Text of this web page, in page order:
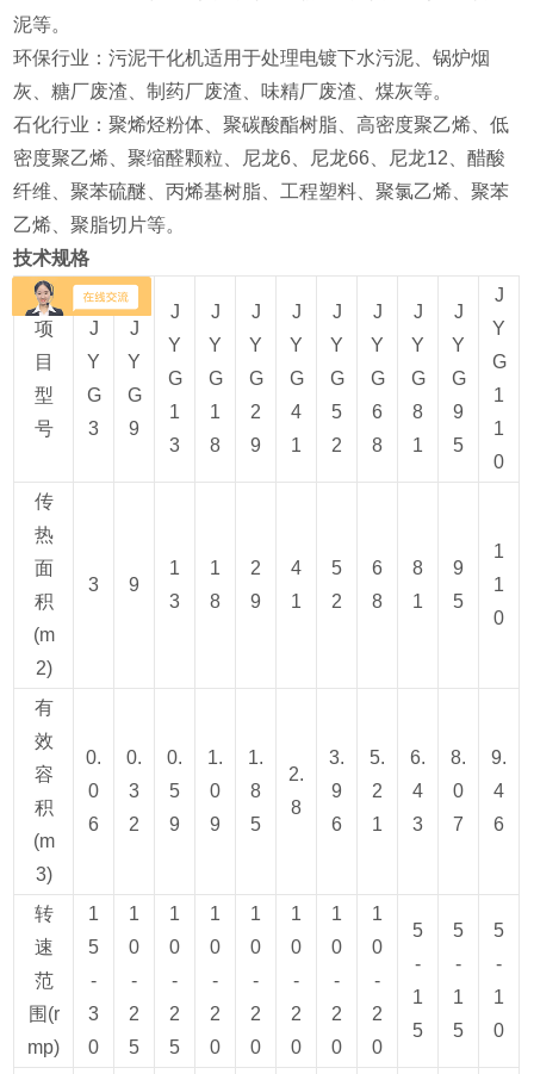
泥等‌。
‌环保行业‌：污泥干化机适用于处理电镀下水污泥、锅炉烟
灰、糖厂废渣、制药厂废渣、味精厂废渣、煤灰等‌。
‌石化行业‌：聚烯烃粉体、聚碳酸酯树脂、高密度聚乙烯、低
密度聚乙烯、聚缩醛颗粒、尼龙6、尼龙66、尼龙12、醋酸
纤维、聚苯硫醚、丙烯基树脂、工程塑料、聚氯乙烯、聚苯
乙烯、聚脂切片等‌。
技术规格
项
目
型
号
J
Y
G
3
J
Y
G
9
J
Y
G
1
3
J
Y
G
1
8
J
Y
G
2
9
J
Y
G
4
1
J
Y
G
5
2
J
Y
G
6
8
J
Y
G
8
1
J
Y
G
9
5
J
Y
G
1
1
0
传
热
面
积
(m
2)
3 9
1
3
1
8
2
9
4
1
5
2
6
8
8
1
9
5
1
1
0
有
效
容
积
(m
3)
0.
0
6
0.
3
2
0.
5
9
1.
0
9
1.
8
5
2.
8
3.
9
6
5.
2
1
6.
4
3
8.
0
7
9.
4
6
转
速
范
围(r
mp)
1
5
-
3
0
1
0
-
2
5
1
0
-
2
5
1
0
-
2
0
1
0
-
2
0
1
0
-
2
0
1
0
-
2
0
1
0
-
2
0
5
-
1
5
5
-
1
5
5
-
1
0